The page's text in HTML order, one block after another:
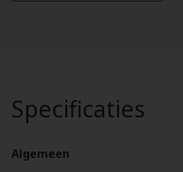
Specificaties
Algemeen